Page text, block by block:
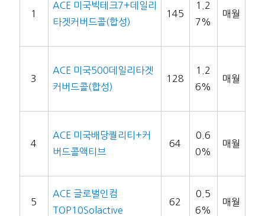
1
ACE 미국빅테크7+데일리
타겟커버드콜(합성)
145
1.2
7%
매월
3
ACE 미국500데일리타겟
커버드콜(합성)
128
1.2
6%
매월
4
ACE 미국배당퀄리티+커
버드콜액티브
64
0.6
0%
매월
5
ACE 글로벌인컴
TOP10Solactive
62
0.5
6%
매월